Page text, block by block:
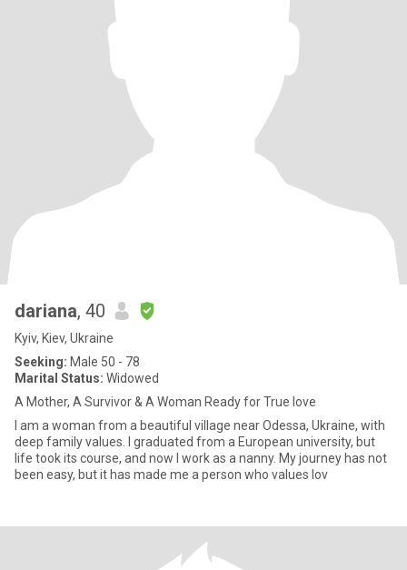
dariana, 40
Kyiv, Kiev, Ukraine
Seeking: Male 50 - 78
Marital Status: Widowed
A Mother, A Survivor & A Woman Ready for True love
I am a woman from a beautiful village near Odessa, Ukraine, with
deep family values. I graduated from a European university, but
life took its course, and now I work as a nanny. My journey has not
been easy, but it has made me a person who values lov